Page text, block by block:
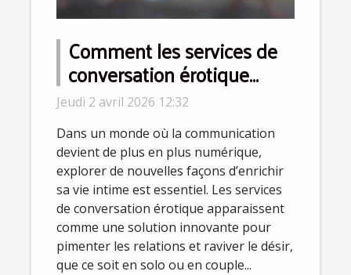
Comment les services de
conversation érotique
peuvent enrichir la vie
intime ?
Jeudi 2 avril 2026 12:32
Dans un monde où la communication
devient de plus en plus numérique,
explorer de nouvelles façons d’enrichir
sa vie intime est essentiel. Les services
de conversation érotique apparaissent
comme une solution innovante pour
pimenter les relations et raviver le désir,
que ce soit en solo ou en couple...